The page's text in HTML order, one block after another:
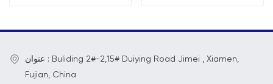
عنوان : Buliding 2#-2,15# Duiying Road Jimei , Xiamen,
Fujian, China